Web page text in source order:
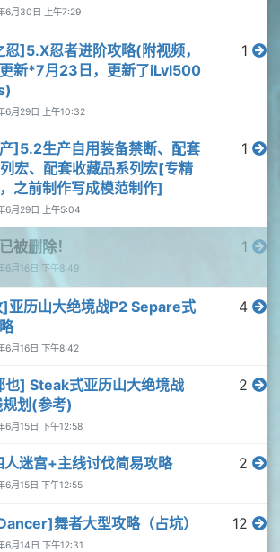
6月30日 上午7:29
]5.X忍者进阶攻略(附视频，
新*7月23日，更新了iLvl500
6月29日 上午10:32
1
]5.2生产自用装备禁断、配套
宏、配套收藏品系列宏[专精
之前制作写成模范制作]
6月29日 上午5:04
1
被删除！
6月16日 下午8:49
1
亚历山大绝境战P2 Separe式
6月16日 下午8:42
4
也] Steak式亚历山大绝境战
划(参考)
6月15日 下午12:58
2
迷宫+主线讨伐简易攻略
6月15日 下午12:55
2
舞者大型攻略（占坑）
6月14日 下午12:31
12